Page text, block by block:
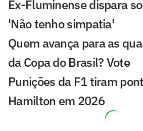
Ex-Fluminense dispara
'Não tenho simpatia'
Quem avança para as
da Copa do Brasil? Vote
Punições da F1 tiram
Hamilton em 2026